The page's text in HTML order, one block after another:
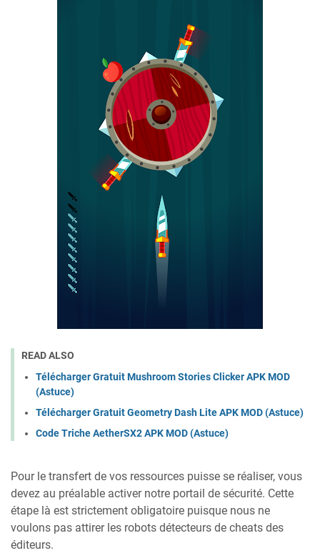
READ ALSO
Télécharger Gratuit Mushroom Stories Clicker APK MOD
(Astuce)
Télécharger Gratuit Geometry Dash Lite APK MOD (Astuce)
Code Triche AetherSX2 APK MOD (Astuce)
Pour le transfert de vos ressources puisse se réaliser, vous
devez au préalable activer notre portail de sécurité. Cette
étape là est strictement obligatoire puisque nous ne
voulons pas attirer les robots détecteurs de cheats des
éditeurs.